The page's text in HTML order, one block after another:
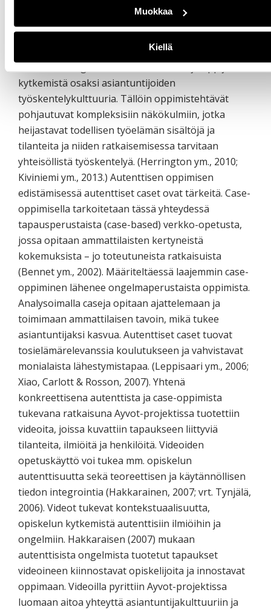
Muokkaa
Kiellä
kokemuksensa ja sekä jakaa oppimisresursseja
(avoimia aineistoja).
Autenttinen oppiminen tarkoittaa mahdollisuutta
todellisten ongelmien ratkaisemiseen ja oppijoiden
kytkemistä osaksi asiantuntijoiden
työskentelykulttuuria. Tällöin oppimistehtävät
pohjautuvat kompleksisiin näkökulmiin, jotka
heijastavat todellisen työelämän sisältöjä ja
tilanteita ja niiden ratkaisemisessa tarvitaan
yhteisöllistä työskentelyä. (Herrington ym., 2010;
Kiviniemi ym., 2013.) Autenttisen oppimisen
edistämisessä autenttiset caset ovat tärkeitä. Case-
oppimisella tarkoitetaan tässä yhteydessä
tapausperustaista (case-based) verkko-opetusta,
jossa opitaan ammattilaisten kertyneistä
kokemuksista – jo toteutuneista ratkaisuista
(Bennet ym., 2002). Määriteltäessä laajemmin case-
oppiminen lähenee ongelmaperustaista oppimista.
Analysoimalla caseja opitaan ajattelemaan ja
toimimaan ammattilaisen tavoin, mikä tukee
asiantuntijaksi kasvua. Autenttiset caset tuovat
tosielämärelevanssia koulutukseen ja vahvistavat
monialaista lähestymistapaa. (Leppisaari ym., 2006;
Xiao, Carlott & Rosson, 2007). Yhtenä
konkreettisena autenttista ja case-oppimista
tukevana ratkaisuna Ayvot-projektissa tuotettiin
videoita, joissa kuvattiin tapaukseen liittyviä
tilanteita, ilmiöitä ja henkilöitä. Videoiden
opetuskäyttö voi tukea mm. opiskelun
autenttisuutta sekä teoreettisen ja käytännöllisen
tiedon integrointia (Hakkarainen, 2007; vrt. Tynjälä,
2006). Videot tukevat kontekstuaalisuutta,
opiskelun kytkemistä autenttisiin ilmiöihin ja
ongelmiin. Hakkaraisen (2007) mukaan
autenttisista ongelmista tuotetut tapaukset
videoineen kiinnostavat opiskelijoita ja innostavat
oppimaan. Videoilla pyrittiin Ayvot-projektissa
luomaan aitoa yhteyttä asiantuntijakulttuuriin ja